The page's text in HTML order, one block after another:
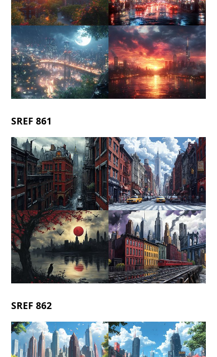
SREF 861
SREF 862